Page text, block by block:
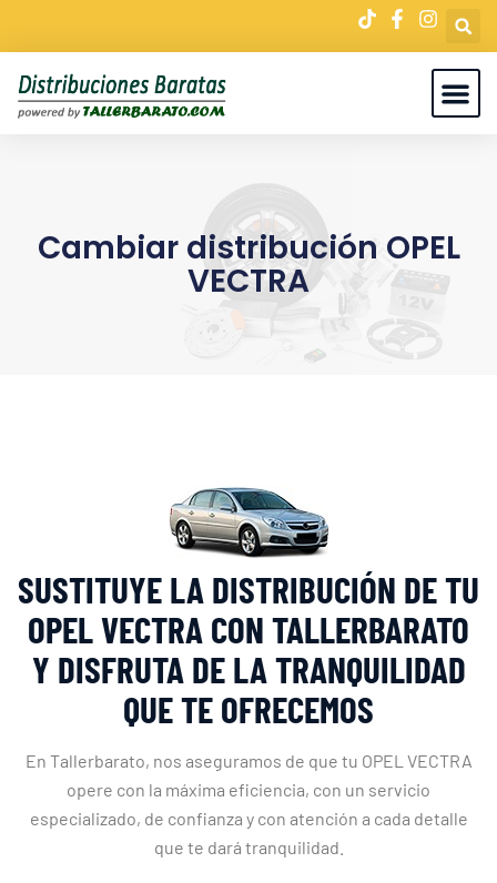
Cambiar distribución OPEL
VECTRA
SUSTITUYE LA DISTRIBUCIÓN DE TU
OPEL VECTRA CON TALLERBARATO
Y DISFRUTA DE LA TRANQUILIDAD
QUE TE OFRECEMOS
En Tallerbarato, nos aseguramos de que tu OPEL VECTRA
opere con la máxima eficiencia, con un servicio
especializado, de confianza y con atención a cada detalle
que te dará tranquilidad.